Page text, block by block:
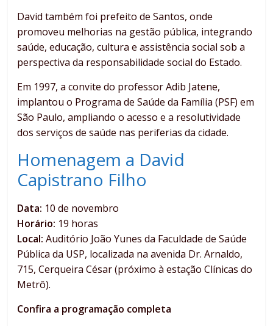
David também foi prefeito de Santos, onde
promoveu melhorias na gestão pública, integrando
saúde, educação, cultura e assistência social sob a
perspectiva da responsabilidade social do Estado.
Em 1997, a convite do professor Adib Jatene,
implantou o Programa de Saúde da Família (PSF) em
São Paulo, ampliando o acesso e a resolutividade
dos serviços de saúde nas periferias da cidade.
Homenagem a David
Capistrano Filho
Data: 10 de novembro
Horário: 19 horas
Local: Auditório João Yunes da Faculdade de Saúde
Pública da USP, localizada na avenida Dr. Arnaldo,
715, Cerqueira César (próximo à estação Clínicas do
Metrô).
Confira a programação completa